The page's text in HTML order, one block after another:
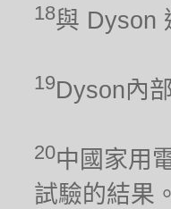
18與 Dyson
19Dyson內
20中國家用
試驗的結果